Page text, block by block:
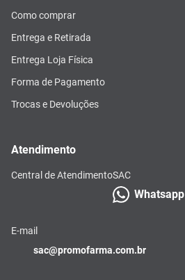
Como comprar
Entrega e Retirada
Entrega Loja Física
Forma de Pagamento
Trocas e Devoluções
Atendimento
Central de AtendimentoSAC
Whatsapp
E-mail
sac@promofarma.com.br